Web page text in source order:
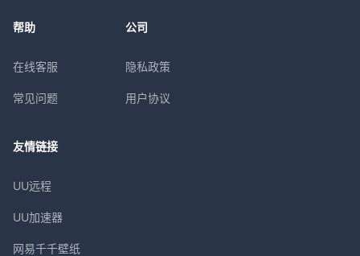
帮助
在线客服
常见问题
公司
隐私政策
用户协议
友情链接
UU远程
UU加速器
网易千千壁纸